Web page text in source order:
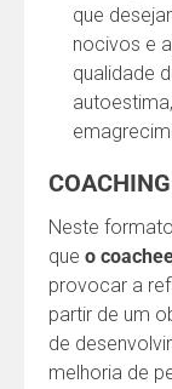
que
nocivos e
qualidade
Neste
que o
provocar a
partir de um
de
melhoria de